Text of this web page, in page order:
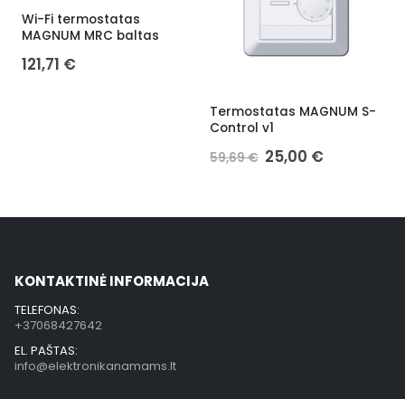
Wi-Fi termostatas
MAGNUM MRC baltas
121,71 €
Termostatas MAGNUM S-
Control v1
59,69€ 25,00 €
KONTAKTINĖ INFORMACIJA
TELEFONAS:
+37068427642
EL. PAŠTAS:
info@elektronikanamams.lt